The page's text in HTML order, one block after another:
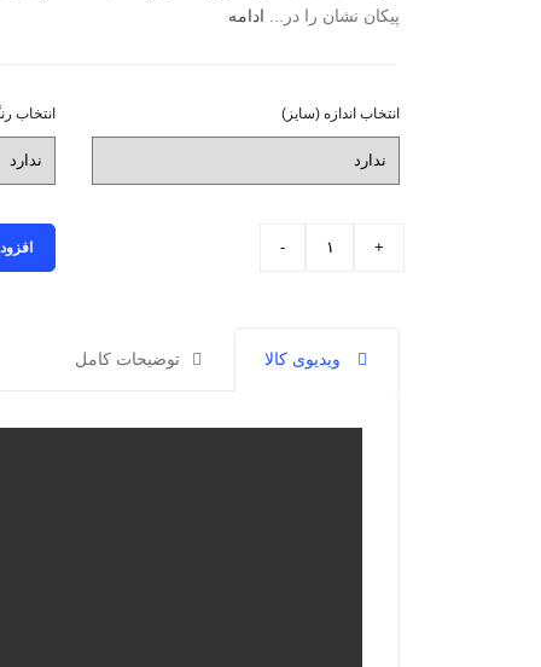
پیکان نشان را در... ادامه
انتخاب انتخاب اندازه (سایز)
ویدیوی کالا توضیحات کامل